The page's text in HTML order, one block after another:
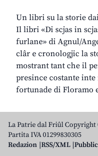
Un libri su la storie
Il libri «Di scjas in
furlane» di Agnul/
clâr e cronologjic la
mostrant tant che il
presince costante
fortunade di Floramo
La Patrie dal Friûl
Partita IVA 01299830305
Redazion RSS/XML